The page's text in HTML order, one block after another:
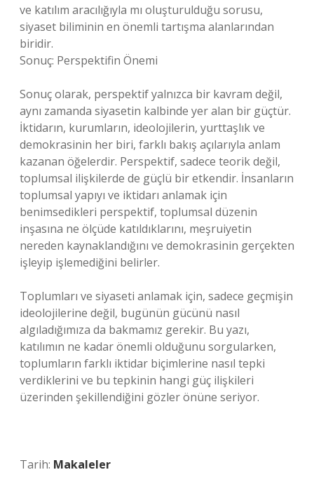
ve katılım aracılığıyla mı oluşturulduğu sorusu,
siyaset biliminin en önemli tartışma alanlarından
biridir.
Sonuç: Perspektifin Önemi
Sonuç olarak, perspektif yalnızca bir kavram değil,
aynı zamanda siyasetin kalbinde yer alan bir güçtür.
İktidarın, kurumların, ideolojilerin, yurttaşlık ve
demokrasinin her biri, farklı bakış açılarıyla anlam
kazanan öğelerdir. Perspektif, sadece teorik değil,
toplumsal ilişkilerde de güçlü bir etkendir. İnsanların
toplumsal yapıyı ve iktidarı anlamak için
benimsedikleri perspektif, toplumsal düzenin
inşasına ne ölçüde katıldıklarını, meşruiyetin
nereden kaynaklandığını ve demokrasinin gerçekten
işleyip işlemediğini belirler.
Toplumları ve siyaseti anlamak için, sadece geçmişin
ideolojilerine değil, bugünün gücünü nasıl
algıladığımıza da bakmamız gerekir. Bu yazı,
katılımın ne kadar önemli olduğunu sorgularken,
toplumların farklı iktidar biçimlerine nasıl tepki
verdiklerini ve bu tepkinin hangi güç ilişkileri
üzerinden şekillendiğini gözler önüne seriyor.
Tarih: Makaleler